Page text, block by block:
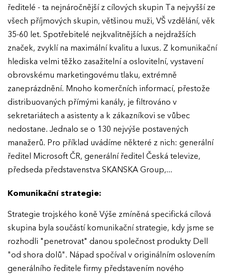
ředitelé - ta nejnáročnější z cílových skupin Ta nejvyšší ze
všech příjmových skupin, většinou muži, VŠ vzdělání, věk
35-60 let. Spotřebitelé nejkvalitnějších a nejdražších
značek, zvyklí na maximální kvalitu a luxus. Z komunikační
hlediska velmi těžko zasažitelní a oslovitelní, vystavení
obrovskému marketingovému tlaku, extrémně
zaneprázdnění. Mnoho komerčních informací, přestože
distribuovaných přímými kanály, je filtrováno v
sekretariátech a asistenty a k zákazníkovi se vůbec
nedostane. Jednalo se o 130 nejvýše postavených
manažerů. Pro příklad uvádíme některé z nich: generální
ředitel Microsoft ČR, generální ředitel Česká televize,
předseda představenstva SKANSKA Group,...
Komunikační strategie:
Strategie trojského koně Výše zmíněná specifická cílová
skupina byla součástí komunikační strategie, kdy jsme se
rozhodli "penetrovat" danou společnost produkty Dell
"od shora dolů". Nápad spočíval v originálním oslovením
generálního ředitele firmy představením nového